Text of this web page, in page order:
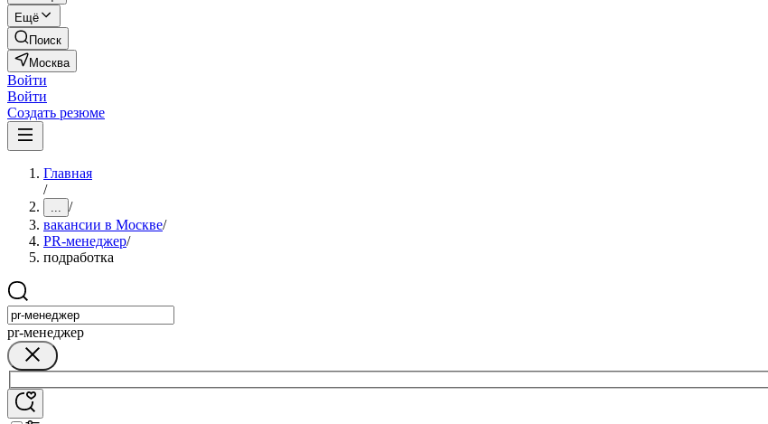
Ещё
Поиск
Москва
Войти
Войти
Создать резюме
Главная
/
... /
вакансии в Москве/
PR-менеджер/
подработка
pr-менеджер